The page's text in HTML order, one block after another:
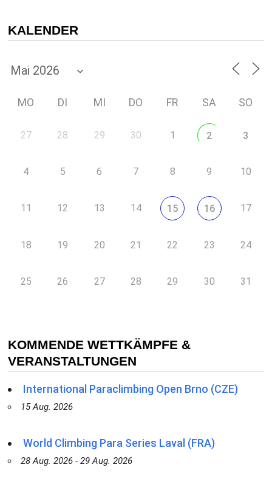
KALENDER
MO DI MI DO FR SA SO
27 28 29 30 1 2 3
4 5 6 7 8 9 10
11 12 13 14 15 16 17
18 19 20 21 22 23 24
25 26 27 28 29 30 31
KOMMENDE WETTKÄMPFE &
VERANSTALTUNGEN
International Paraclimbing Open Brno (CZE)
15 Aug. 2026
World Climbing Para Series Laval (FRA)
28 Aug. 2026 - 29 Aug. 2026